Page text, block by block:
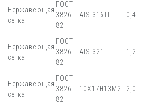
Нержавеющая
сетка
ГОСТ
3826-
82
AISI316TI 0,4
Нержавеющая
сетка
ГОСТ
3826-
82
AISI321 1,2
Нержавеющая
сетка
ГОСТ
3826-
82
10Х17Н13М2Т 2,0